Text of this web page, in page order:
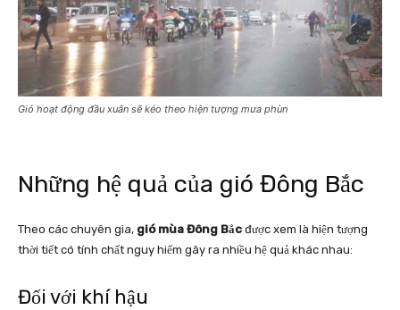
Gió hoạt động đầu xuân sẽ kéo theo hiện tượng mưa phùn
Những hệ quả của gió Đông Bắc
Theo các chuyên gia, gió mùa Đông Bắc được xem là hiện tượng
thời tiết có tính chất nguy hiểm gây ra nhiều hệ quả khác nhau:
Đối với khí hậu